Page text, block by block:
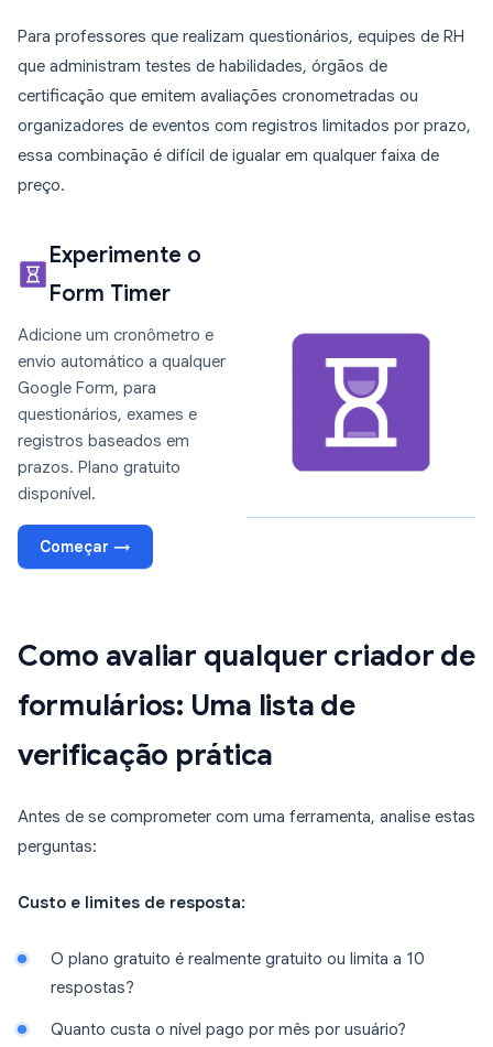
Para professores que realizam questionários, equipes de RH
que administram testes de habilidades, órgãos de
certificação que emitem avaliações cronometradas ou
organizadores de eventos com registros limitados por prazo,
essa combinação é difícil de igualar em qualquer faixa de
preço.
Experimente o
Form Timer
Adicione um cronômetro e
envio automático a qualquer
Google Form, para
questionários, exames e
registros baseados em
prazos. Plano gratuito
disponível.
Começar →
Como avaliar qualquer criador de
formulários: Uma lista de
verificação prática
Antes de se comprometer com uma ferramenta, analise estas
perguntas:
Custo e limites de resposta:
O plano gratuito é realmente gratuito ou limita a 10
respostas?
Quanto custa o nível pago por mês por usuário?